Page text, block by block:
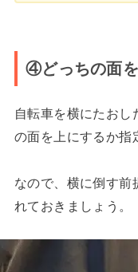
④どっちの面
自転車を横にたおし
の面を上にするか指
なので、横に倒す前
れておきましょう。